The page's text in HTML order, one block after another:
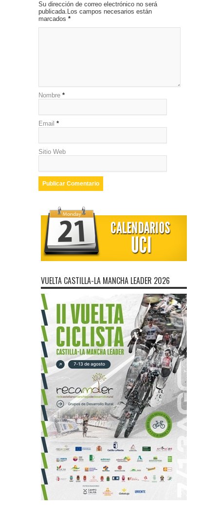
Su dirección de correo electrónico no será
publicada.Los campos necesarios están
marcados *
Nombre *
Email *
Sitio Web
VUELTA CASTILLA-LA MANCHA LEADER 2026